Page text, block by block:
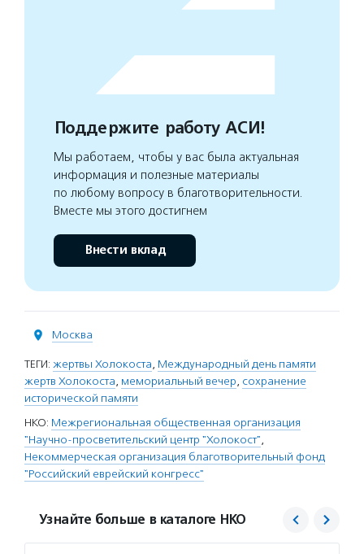
Поддержите работу АСИ!
Мы работаем, чтобы у вас была актуальная
информация и полезные материалы
по любому вопросу в благотворительности.
Вместе мы этого достигнем
Внести вклад
Москва
ТЕГИ: жертвы Холокоста, Международный день памяти
жертв Холокоста, мемориальный вечер, сохранение
исторической памяти
НКО: Межрегиональная общественная организация
"Научно-просветительский центр "Холокост",
Некоммерческая организация благотворительный фонд
"Российский еврейский конгресс"
Узнайте больше в каталоге НКО